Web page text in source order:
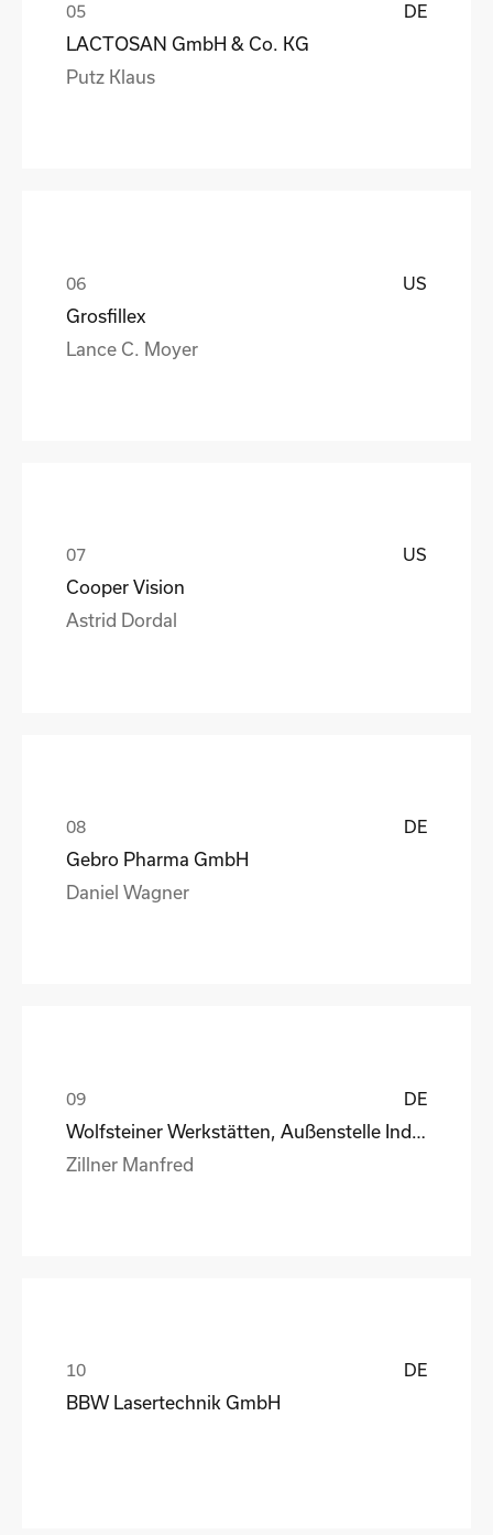
DE
LACTOSAN GmbH & Co. KG
Putz Klaus
US
Grosfillex
Lance C. Moyer
US
Cooper Vision
Astrid Dordal
DE
Gebro Pharma GmbH
Daniel Wagner
DE
Zillner Manfred
DE
BBW Lasertechnik GmbH